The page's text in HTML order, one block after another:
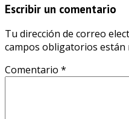
Escribir un comentario
Tu dirección de correo
campos obligatorios están
Comentario *